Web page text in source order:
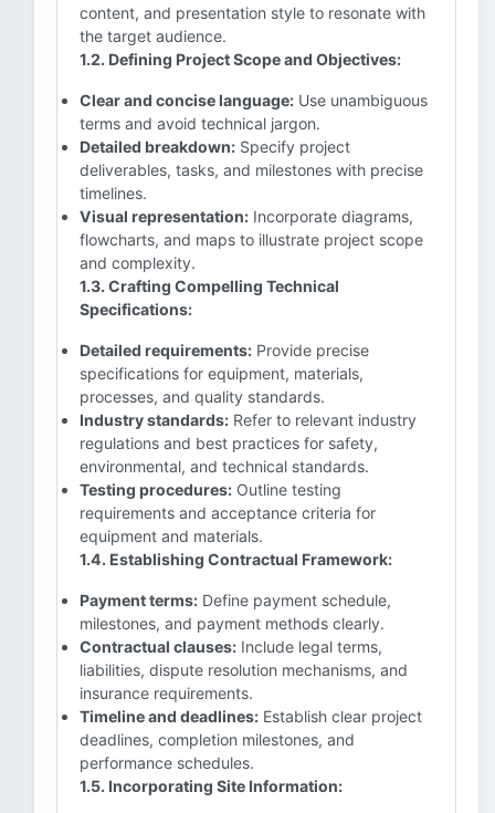
content, and presentation style to resonate with
the target audience.
1.2. Defining Project Scope and Objectives:
Clear and concise language: Use unambiguous
terms and avoid technical jargon.
Detailed breakdown: Specify project
deliverables, tasks, and milestones with precise
timelines.
Visual representation: Incorporate diagrams,
flowcharts, and maps to illustrate project scope
and complexity.
1.3. Crafting Compelling Technical
Specifications:
Detailed requirements: Provide precise
specifications for equipment, materials,
processes, and quality standards.
Industry standards: Refer to relevant industry
regulations and best practices for safety,
environmental, and technical standards.
Testing procedures: Outline testing
requirements and acceptance criteria for
equipment and materials.
1.4. Establishing Contractual Framework:
Payment terms: Define payment schedule,
milestones, and payment methods clearly.
Contractual clauses: Include legal terms,
liabilities, dispute resolution mechanisms, and
insurance requirements.
Timeline and deadlines: Establish clear project
deadlines, completion milestones, and
performance schedules.
1.5. Incorporating Site Information: